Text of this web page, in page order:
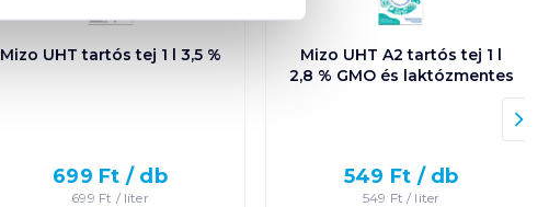
Mizo UHT tartós tej 1 l 3,5 %
699 Ft / db
699 Ft / liter
Mizo UHT A2 tartós tej 1 l
2,8 % GMO és laktózmentes
549 Ft / db
549 Ft / liter